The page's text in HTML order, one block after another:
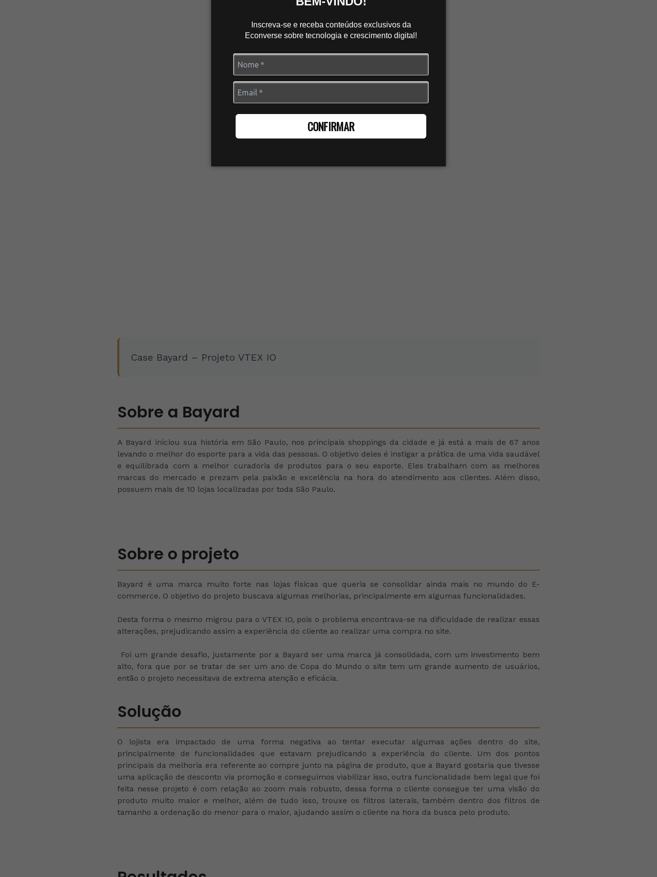
Inscreva-se e receba conteúdos exclusivos da
Econverse sobre tecnologia e crescimento digital!
CONFIRMAR
Case Bayard – Projeto VTEX IO
Sobre a Bayard
A Bayard iniciou sua história em São Paulo, nos principais shoppings da cidade e já está a mais de 67 anos
levando o melhor do esporte para a vida das pessoas. O objetivo deles é instigar a prática de uma vida saudável
e equilibrada com a melhor curadoria de produtos para o seu esporte. Eles trabalham com as melhores
marcas do mercado e prezam pela paixão e excelência na hora do atendimento aos clientes. Além disso,
possuem mais de 10 lojas localizadas por toda São Paulo.
Sobre o projeto
Bayard é uma marca muito forte nas lojas físicas que queria se consolidar ainda mais no mundo do E-
commerce. O objetivo do projeto buscava algumas melhorias, principalmente em algumas funcionalidades.
Desta forma o mesmo migrou para o VTEX IO, pois o problema encontrava-se na dificuldade de realizar essas
alterações, prejudicando assim a experiência do cliente ao realizar uma compra no site.
Foi um grande desafio, justamente por a Bayard ser uma marca já consolidada, com um investimento bem
alto, fora que por se tratar de ser um ano de Copa do Mundo o site tem um grande aumento de usuários,
então o projeto necessitava de extrema atenção e eficácia.
Solução
O lojista era impactado de uma forma negativa ao tentar executar algumas ações dentro do site,
principalmente de funcionalidades que estavam prejudicando a experiência do cliente. Um dos pontos
principais da melhoria era referente ao compre junto na página de produto, que a Bayard gostaria que tivesse
uma aplicação de desconto via promoção e conseguimos viabilizar isso, outra funcionalidade bem legal que foi
feita nesse projeto é com relação ao zoom mais robusto, dessa forma o cliente consegue ter uma visão do
produto muito maior e melhor, além de tudo isso, trouxe os filtros laterais, também dentro dos filtros de
tamanho a ordenação do menor para o maior, ajudando assim o cliente na hora da busca pelo produto.